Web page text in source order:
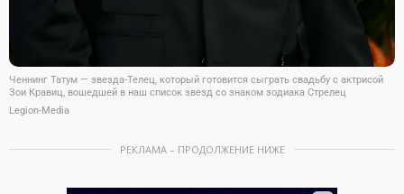
Ченнинг Татум — звезда-Телец, который готовится сыграть свадьбу с актрисой
Зои Кравиц, вошедшей в наш список звезд со знаком зодиака Стрелец
Legion-Media
РЕКЛАМА – ПРОДОЛЖЕНИЕ НИЖЕ